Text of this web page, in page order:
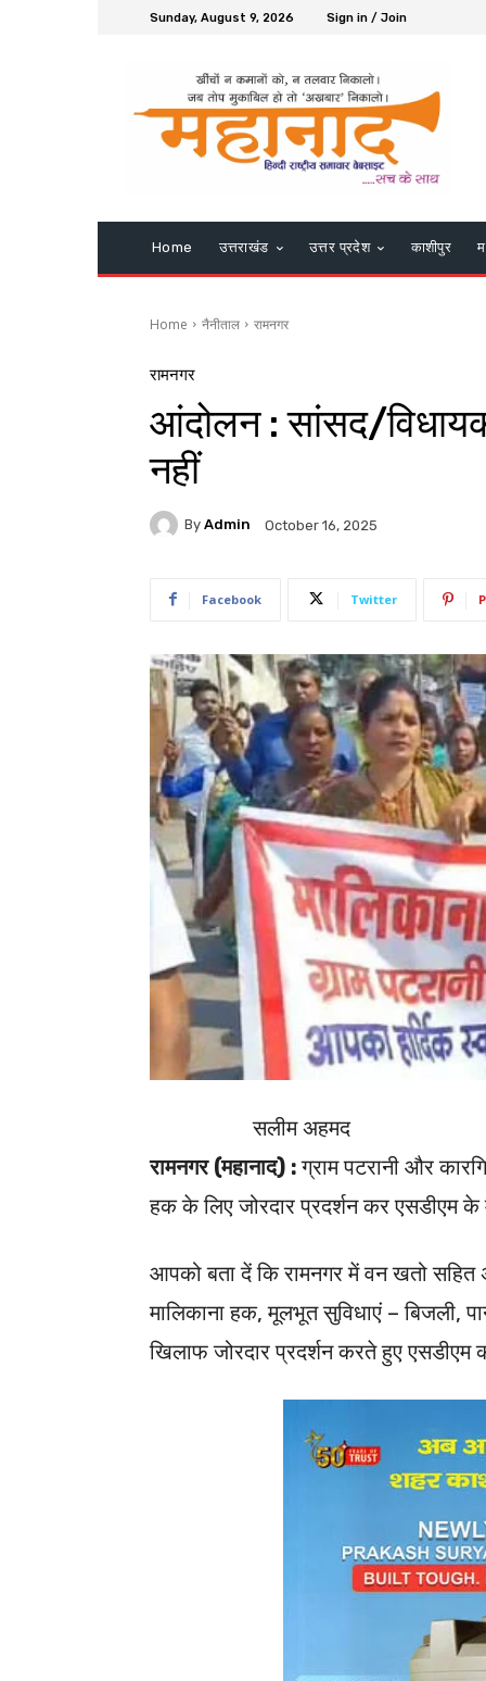
Sunday, August 9, 2026 Sign in / Join
Home उत्तराखंड उत्तर प्रदेश काशीपुर
Home नैनीताल रामनगर
रामनगर
आंदोलन : सांसद/
नहीं
By Admin October 16, 2025
Facebook Twitter
सलीम अहमद
रामनगर (महानाद) :ग्राम पटरानी और
हक के लिए जोरदार प्रदर्शन कर एसडीएम के
आपको बता दें कि रामनगर में वन खतो सहित
मालिकाना हक, मूलभूत सुविधाएं – बिजली,
खिलाफ जोरदार प्रदर्शन करते हुए एसडीएम